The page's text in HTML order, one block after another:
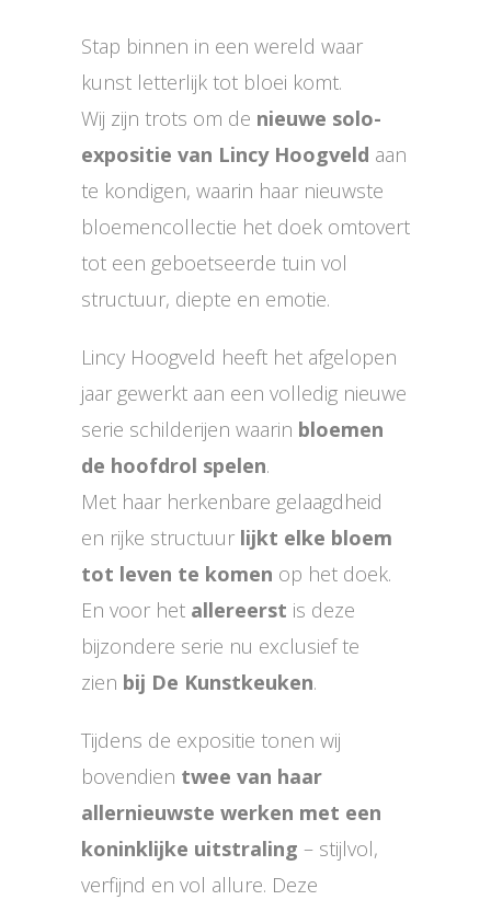
Stap binnen in een wereld waar
kunst letterlijk tot bloei komt.
Wij zijn trots om de nieuwe solo-
expositie van Lincy Hoogveld aan
te kondigen, waarin haar nieuwste
bloemencollectie het doek omtovert
tot een geboetseerde tuin vol
structuur, diepte en emotie.
Lincy Hoogveld heeft het afgelopen
jaar gewerkt aan een volledig nieuwe
serie schilderijen waarin bloemen
de hoofdrol spelen.
Met haar herkenbare gelaagdheid
en rijke structuur lijkt elke bloem
tot leven te komen op het doek.
En voor het allereerst is deze
bijzondere serie nu exclusief te
zien bij De Kunstkeuken.
Tijdens de expositie tonen wij
bovendien twee van haar
allernieuwste werken met een
koninklijke uitstraling – stijlvol,
verfijnd en vol allure. Deze